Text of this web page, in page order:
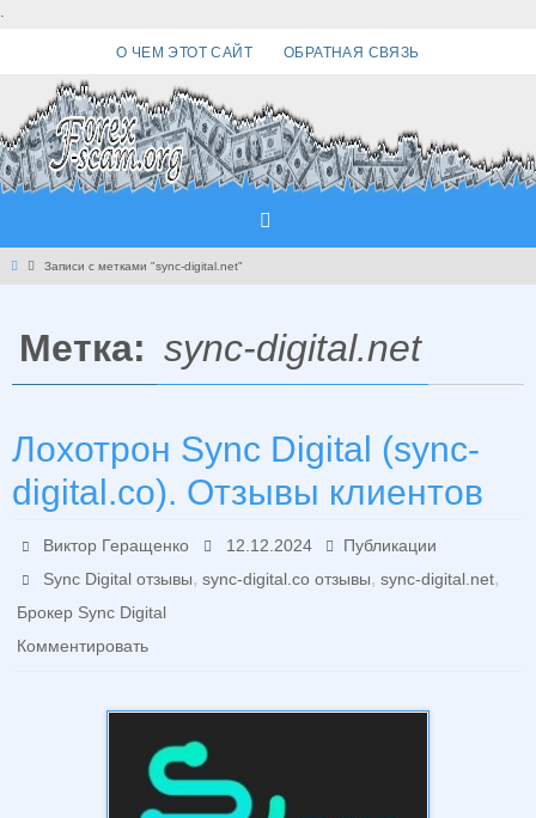
.
О ЧЕМ ЭТОТ САЙТ ОБРАТНАЯ СВЯЗЬ
Главная
Записи с метками "sync-digital.net"
Метка: sync-digital.net
Лохотрон Sync Digital (sync-
digital.co). Отзывы клиентов
Виктор Геращенко 12.12.2024
Публикации
Sync Digital отзывы,sync-digital.co отзывы,sync-digital.net,
Брокер Sync Digital
Комментировать